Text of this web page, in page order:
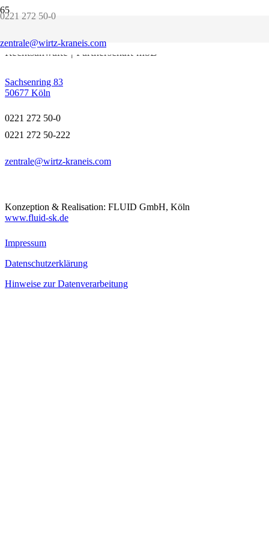
0221 272 50-0
zentrale@wirtz-kraneis.com
WIRTZ KRANEIS
Rechtsanwälte | Partnerschaft mbB
Sachsenring 83
50677 Köln
0221 272 50-0
0221 272 50-222
zentrale@wirtz-kraneis.com
Konzeption & Realisation: FLUID GmbH, Köln
www.fluid-sk.de
Impressum
Datenschutzerklärung
Hinweise zur Datenverarbeitung